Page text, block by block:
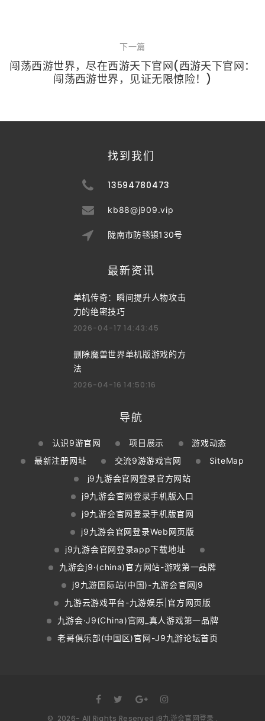
下一篇
闯荡西游世界，尽在西游天下官网(西游天下官网：
闯荡西游世界，见证无限惊险！)
找到我们
13594780473
kb88@j909.vip
陇南市防毯镇130号
最新资讯
单机传奇：瞬间提升人物攻击
力的绝密技巧
2026-04-17 14:43:45
删除魔兽世界单机版游戏的方
法
2026-04-16 14:50:16
导航
认识9游官网 项目展示
游戏动态
最新注册网址
交流9游游戏官网
SiteMap
j9九游会官网登录官方网站
j9九游会官网登录手机版入口
j9九游会官网登录手机版官网
j9九游会官网登录Web网页版
j9九游会官网登录app下载地址
九游会j9·(china)官方网站-游戏第一品牌
j9九游国际站(中国)-九游会官网j9
九游云游戏平台-九游娱乐|官方网页版
九游会·J9(China)官网_真人游戏第一品牌
老哥俱乐部(中国区)官网-J9九游论坛首页
© 2026- All Rights Reserved j9九游会官网登录 .